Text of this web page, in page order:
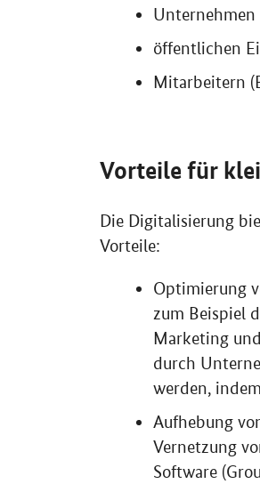
Unternehmen
öffentlichen
Mitarbeitern (
Vorteile für
Die Digitalisierung
Vorteile:
Optimierung
zum Beispiel
Marketing
durch
werden,
Aufhebung
Vernetzung
Software (